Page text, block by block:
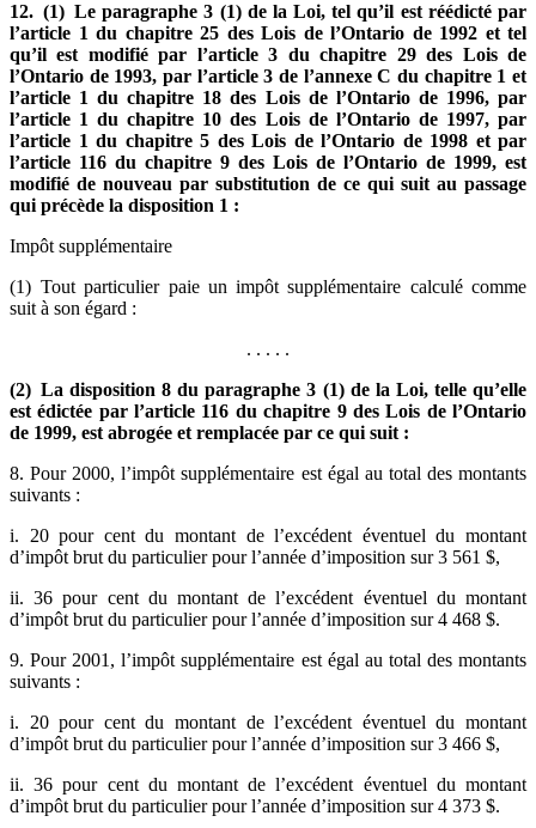
12. (1) Le paragraphe 3 (1) de la Loi, tel qu’il est réédicté par
l’article 1 du chapitre 25 des Lois de l’Ontario de 1992 et tel
qu’il est modifié par l’article 3 du chapitre 29 des Lois de
l’Ontario de 1993, par l’article 3 de l’annexe C du chapitre 1 et
l’article 1 du chapitre 18 des Lois de l’Ontario de 1996, par
l’article 1 du chapitre 10 des Lois de l’Ontario de 1997, par
l’article 1 du chapitre 5 des Lois de l’Ontario de 1998 et par
l’article 116 du chapitre 9 des Lois de l’Ontario de 1999, est
modifié de nouveau par substitution de ce qui suit au passage
qui précède la disposition 1 :
Impôt supplémentaire
(1) Tout particulier paie un impôt supplémentaire calculé comme
suit à son égard :
. . . . .
(2) La disposition 8 du paragraphe 3 (1) de la Loi, telle qu’elle
est édictée par l’article 116 du chapitre 9 des Lois de l’Ontario
de 1999, est abrogée et remplacée par ce qui suit :
8. Pour 2000, l’impôt supplémentaire est égal au total des montants
suivants :
i. 20 pour cent du montant de l’excédent éventuel du montant
d’impôt brut du particulier pour l’année d’imposition sur 3 561 $,
ii. 36 pour cent du montant de l’excédent éventuel du montant
d’impôt brut du particulier pour l’année d’imposition sur 4 468 $.
9. Pour 2001, l’impôt supplémentaire est égal au total des montants
suivants :
i. 20 pour cent du montant de l’excédent éventuel du montant
d’impôt brut du particulier pour l’année d’imposition sur 3 466 $,
ii. 36 pour cent du montant de l’excédent éventuel du montant
d’impôt brut du particulier pour l’année d’imposition sur 4 373 $.